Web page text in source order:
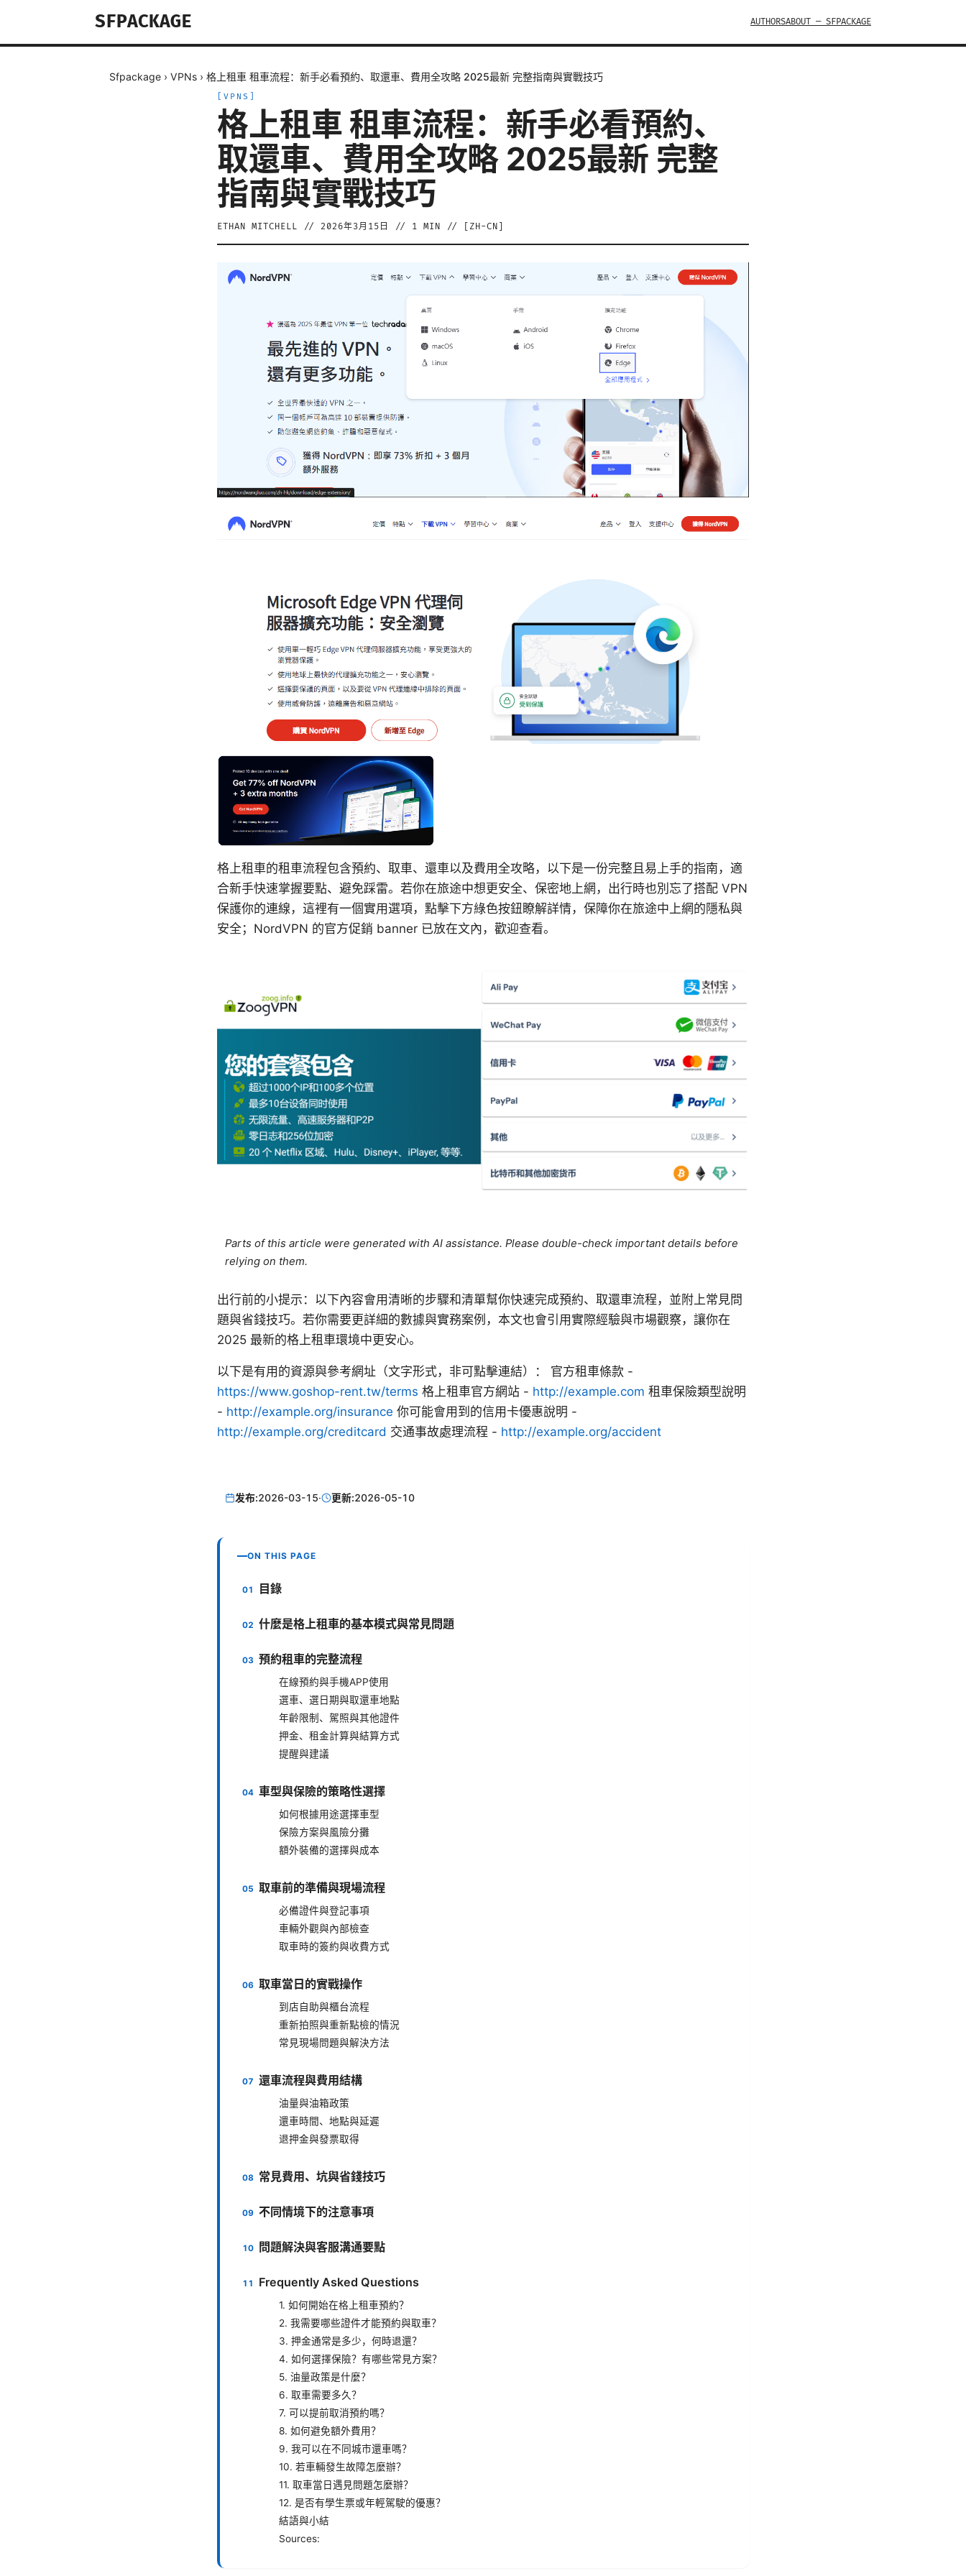
SFPACKAGE AUTHORSABOUT — SFPACKAGE
Sfpackage › VPNs › 格上租車 租車流程：新手必看預約、取還車、費用全攻略 2025最新 完整指南與實戰技巧
VPNS
格上租車 租車流程：新手必看預約、
取還車、費用全攻略 2025最新 完整
指南與實戰技巧
ETHAN MITCHELL // 2026年3月15日 // 1 MIN // [ ZH-CN
格上租車的租車流程包含預約、取車、還車以及費用全攻略，以下是一份完整且易上手的指南，適
合新手快速掌握要點、避免踩雷。若你在旅途中想更安全、保密地上網，出行時也別忘了搭配 VPN
保護你的連線，這裡有一個實用選項，點擊下方綠色按鈕瞭解詳情，保障你在旅途中上網的隱私與
安全；NordVPN 的官方促銷 banner 已放在文內，歡迎查看。
Parts of this article were generated with AI assistance. Please double-check important details before
relying on them.
出行前的小提示：以下內容會用清晰的步驟和清單幫你快速完成預約、取還車流程，並附上常見問
題與省錢技巧。若你需要更詳細的數據與實務案例，本文也會引用實際經驗與市場觀察，讓你在
2025 最新的格上租車環境中更安心。
以下是有用的資源與參考網址（文字形式，非可點擊連結）： 官方租車條款 -
https://www.goshop-rent.tw/terms 格上租車官方網站 - http://example.com 租車保險類型說明
- http://example.org/insurance 你可能會用到的信用卡優惠說明 -
http://example.org/creditcard 交通事故處理流程 - http://example.org/accident
发布:2026-03-15· 更新:2026-05-10
ON THIS PAGE
目錄
什麼是格上租車的基本模式與常見問題
預約租車的完整流程
在線預約與手機APP使用
選車、選日期與取還車地點
年齡限制、駕照與其他證件
押金、租金計算與結算方式
提醒與建議
車型與保險的策略性選擇
如何根據用途選擇車型
保險方案與風險分攤
額外裝備的選擇與成本
取車前的準備與現場流程
必備證件與登記事項
車輛外觀與內部檢查
取車時的簽約與收費方式
取車當日的實戰操作
到店自助與櫃台流程
重新拍照與重新點檢的情況
常見現場問題與解決方法
還車流程與費用結構
油量與油箱政策
還車時間、地點與延遲
退押金與發票取得
常見費用、坑與省錢技巧
不同情境下的注意事項
問題解決與客服溝通要點
Frequently Asked Questions
1. 如何開始在格上租車預約？
2. 我需要哪些證件才能預約與取車？
3. 押金通常是多少，何時退還？
4. 如何選擇保險？有哪些常見方案？
5. 油量政策是什麼？
6. 取車需要多久？
7. 可以提前取消預約嗎？
8. 如何避免額外費用？
9. 我可以在不同城市還車嗎？
10. 若車輛發生故障怎麼辦？
11. 取車當日遇見問題怎麼辦？
12. 是否有學生票或年輕駕駛的優惠？
結語與小結
Sources: